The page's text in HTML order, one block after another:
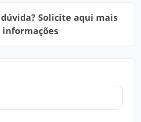
Solicite aqui mais
informações